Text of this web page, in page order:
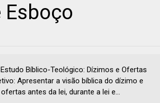
Bíblico-Teológico: Dízimos e Ofertas
Apresentar a visão bíblica do dízimo e
antes da lei, durante a lei e...